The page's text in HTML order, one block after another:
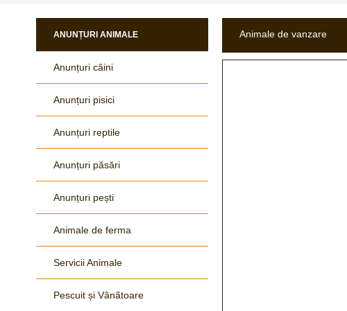
ANUNȚURI ANIMALE
Anunțuri câini
Anunțuri pisici
Anunțuri reptile
Anunțuri păsări
Anunțuri pești
Animale de ferma
Servicii Animale
Pescuit și Vânãtoare
Animale de vanzare